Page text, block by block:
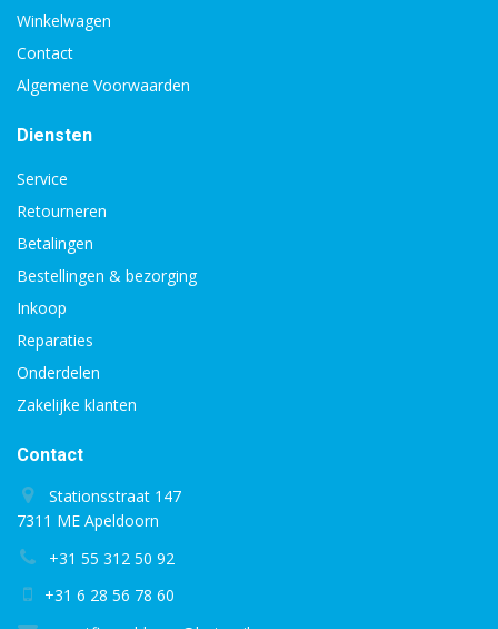
Winkelwagen
Contact
Algemene Voorwaarden
Diensten
Service
Retourneren
Betalingen
Bestellingen & bezorging
Inkoop
Reparaties
Onderdelen
Zakelijke klanten
Contact
Stationsstraat 147
7311 ME Apeldoorn
+31 55 312 50 92
+31 6 28 56 78 60